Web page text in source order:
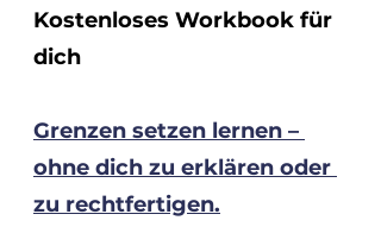
Kostenloses Workbook für
dich
Grenzen setzen lernen –
ohne dich zu erklären oder
zu rechtfertigen.